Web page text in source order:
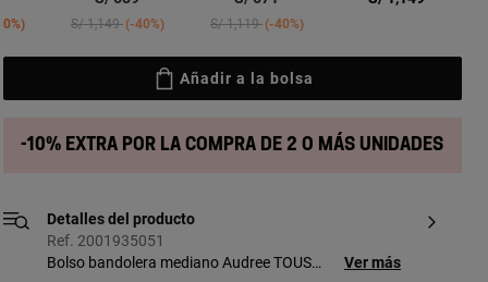
from Price reduced from
S/ 1,149to-40% Price reduced from
S/ 1,119to-40%
Añadir a la bolsa
-10% extra por la compra de 2 o más unidades
Detalles del producto
Ref. 2001935051
Bolso bandolera mediano Audree TOUS
Ver más